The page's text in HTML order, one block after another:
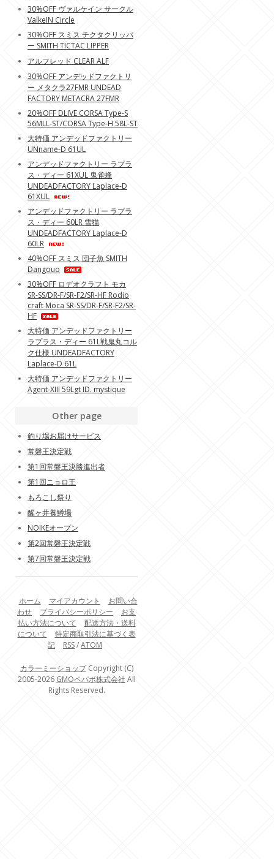
30%OFF ヴァルケイン サークル
ValkeIN Circle
30%OFF スミス チクタクリッパ
ー SMITH TICTAC LIPPER
アルフレッド CLEAR ALF
30%OFF アンデッドファクトリ
ー メタクラ27FMR UNDEAD
FACTORY METACRA 27FMR
20%OFF DLIVE CORSA Type-S
56MLL-ST/CORSA Type-H 58L-ST
大特価 アンデッドファクトリー
UNname-D 61UL
アンデッドファクトリー ラプラ
ス・ディー 61XUL 鬼雀蜂
UNDEADFACTORY Laplace-D
61XUL
アンデッドファクトリー ラプラ
ス・ディー 60LR 雪猫
UNDEADFACTORY Laplace-D
60LR
40%OFF スミス 団子魚 SMITH
Dangouo
30%OFF ロデオクラフト モカ
SR-SS/DR-F/SR-F2/SR-HF Rodio
craft Moca SR-SS/DR-F/SR-F2/SR-
HF
大特価 アンデッドファクトリー
ラプラス・ディー 61L戦鬼丸コル
ク仕様 UNDEADFACTORY
Laplace-D 61L
大特価 アンデッドファクトリー
Agent-XIII 59Lgt ID. mystique
Other page
釣り場お届けサービス
常磐王決定戦
第1回常磐王決勝進出者
第1回ニョロ王
もろこし祭り
醒ヶ井養鱒場
NOIKEオープン
第2回常磐王決定戦
第7回常磐王決定戦
ホーム マイアカウント
お問い合
わせ
プライバシーポリシー
お支
払い方法について
配送方法・送料
について
特定商取引法に基づく表
記
RSS/ATOM
カラーミーショップCopyright (C)
2005-2026 GMOペパボ株式会社 All
Rights Reserved.